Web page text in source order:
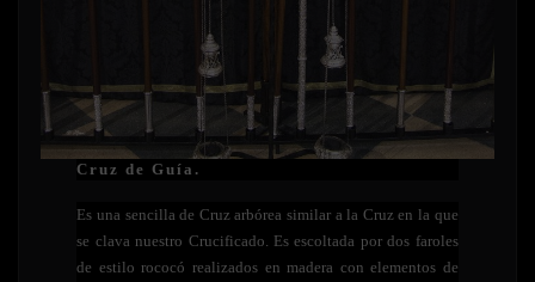
Cruz deGuía.
Es una sencilla de Cruz arbórea similar a la Cruz en la que
se clava nuestro Crucificado. Es escoltada por dos faroles
de estilo rococó realizados en madera con elementos de